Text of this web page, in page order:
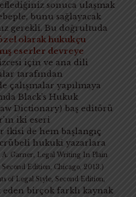
sonuca ulaşmak
bunu sağlayacak
gerekli. Bu doğrultuda
olarak hukukçu
eserler devreye
için ve ana dili
tarafından
çalışmalar yapılmaya
Black’s Hukuk
Dictionary) baş editörü
iki eseri
de hem başlangıç
hukuki yazarlara
A. Garner, Legal Writing In Plain
Edition, Chicago, 2013.)
of Legal Style, Second Edition,
eden birçok farklı kaynak